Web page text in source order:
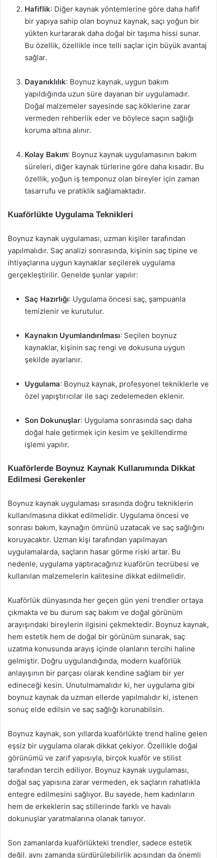
Hafiflik: Diğer kaynak yöntemlerine göre daha hafif
bir yapıya sahip olan boynuz kaynak, saçı yoğun bir
yükten kurtararak daha doğal bir taşıma hissi sunar.
Bu özellik, özellikle ince telli saçlar için büyük avantaj
sağlar.
Dayanıklılık: Boynuz kaynak, uygun bakım
yapıldığında uzun süre dayanan bir uygulamadır.
Doğal malzemeler sayesinde saç köklerine zarar
vermeden rehberlik eder ve böylece saçın sağlığı
koruma altına alınır.
Kolay Bakım: Boynuz kaynak uygulamasının bakım
süreleri, diğer kaynak türlerine göre daha kısadır. Bu
özellik, yoğun iş temponuz olan bireyler için zaman
tasarrufu ve pratiklik sağlamaktadır.
Kuaförlükte Uygulama Teknikleri
Boynuz kaynak uygulaması, uzman kişiler tarafından
yapılmalıdır. Saç analizi sonrasında, kişinin saç tipine ve
ihtiyaçlarına uygun kaynaklar seçilerek uygulama
gerçekleştirilir. Genelde şunlar yapılır:
Saç Hazırlığı: Uygulama öncesi saç, şampuanla
temizlenir ve kurutulur.
Kaynakın Uyumlandırılması: Seçilen boynuz
kaynaklar, kişinin saç rengi ve dokusuna uygun
şekilde ayarlanır.
Uygulama: Boynuz kaynak, profesyonel tekniklerle ve
özel yapıştırıcılar ile saçı zedelemeden eklenir.
Son Dokunuşlar: Uygulama sonrasında saçı daha
doğal hale getirmek için kesim ve şekillendirme
işlemi yapılır.
Kuaförlerde Boynuz Kaynak Kullanımında Dikkat
Edilmesi Gerekenler
Boynuz kaynak uygulaması sırasında doğru tekniklerin
kullanılmasına dikkat edilmelidir. Uygulama öncesi ve
sonrası bakım, kaynağın ömrünü uzatacak ve saç sağlığını
koruyacaktır. Uzman kişi tarafından yapılmayan
uygulamalarda, saçların hasar görme riski artar. Bu
nedenle, uygulama yaptıracağınız kuaförün tecrübesi ve
kullanılan malzemelerin kalitesine dikkat edilmelidir.
Kuaförlük dünyasında her geçen gün yeni trendler ortaya
çıkmakta ve bu durum saç bakım ve doğal görünüm
arayışındaki bireylerin ilgisini çekmektedir. Boynuz kaynak,
hem estetik hem de doğal bir görünüm sunarak, saç
uzatma konusunda arayış içinde olanların tercihi haline
gelmiştir. Doğru uygulandığında, modern kuaförlük
anlayışının bir parçası olarak kendine sağlam bir yer
edineceği kesin. Unutulmamalıdır ki, her uygulama gibi
boynuz kaynak da uzman ellerde yapılmalıdır ki, istenen
sonuç elde edilsin ve saç sağlığı korunabilsin.
Boynuz kaynak, son yıllarda kuaförlükte trend haline gelen
eşsiz bir uygulama olarak dikkat çekiyor. Özellikle doğal
görünümü ve zarif yapısıyla, birçok kuaför ve stilist
tarafından tercih ediliyor. Boynuz kaynak uygulaması,
doğal saç yapısına zarar vermeden, ek saçların rahatlıkla
entegre edilmesini sağlıyor. Bu sayede, hem kadınların
hem de erkeklerin saç stillerinde farklı ve havalı
dokunuşlar yaratmalarına olanak tanıyor.
Son zamanlarda kuaförlükteki trendler, sadece estetik
değil, aynı zamanda sürdürülebilirlik açısından da önemli